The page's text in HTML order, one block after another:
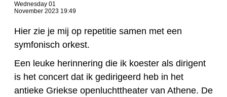
Wednesday 01
November 2023 19:49
Hier zie je mij op repetitie samen met een
symfonisch orkest.
Een leuke herinnering die ik koester als dirigent
is het concert dat ik gedirigeerd heb in het
antieke Griekse openluchttheater van Athene. De